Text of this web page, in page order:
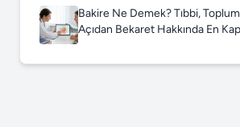
Bakire Ne Demek? Tıbbi,
Açıdan Bekaret Hakkında En